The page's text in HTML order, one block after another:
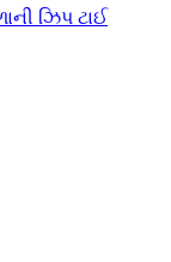
ઝિપ ટાઈ